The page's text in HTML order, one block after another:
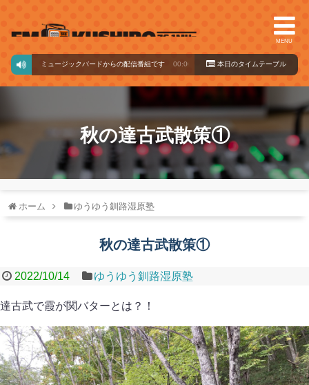
MENU
ミュージックバードからの配信番組です 00:00～10:00 本日のタイ ムテーブル
秋の達古武散策①
ホーム ゆうゆう釧路湿原塾
秋の達古武散策①
2022/10/14 ゆうゆう釧路湿原塾
達古武で霞が関バターとは？！